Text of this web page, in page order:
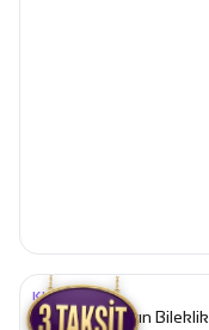
52.199,99 TL
KLASIK
Halka Oval Altın Bileklik